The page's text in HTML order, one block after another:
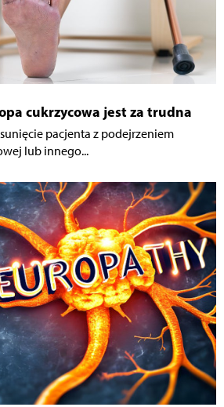
cukrzycowa jest za trudna
pacjenta z podejrzeniem
lub innego...